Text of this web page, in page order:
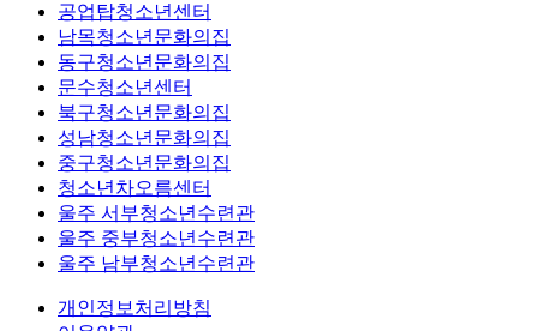
공업탑청소년센터
남목청소년문화의집
동구청소년문화의집
문수청소년센터
북구청소년문화의집
성남청소년문화의집
중구청소년문화의집
청소년차오름센터
울주 서부청소년수련관
울주 중부청소년수련관
울주 남부청소년수련관
개인정보처리방침